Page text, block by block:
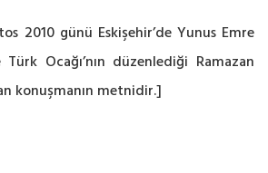
2010 günü Eskişehir’de Yunus Emre
Ocağı’nın düzenlediği Ramazan
konuşmanın metnidir.]